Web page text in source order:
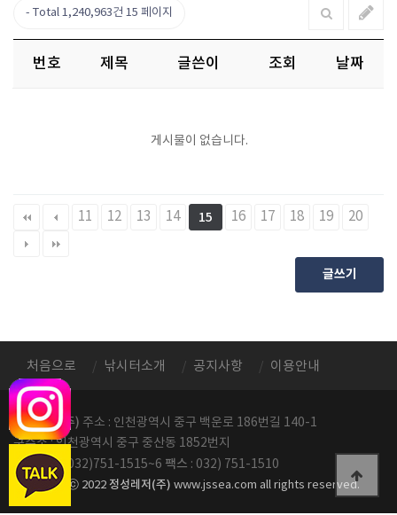
Total 1,240,963건 15 페이지
번호 제목 글쓴이 조회 날짜
게시물이 없습니다.
11 12 13 14 15 16 17 18 19 20
글쓰기
처음으로 낚시터소개 공지사항 이용안내
정성레저(주) 주소 : 인천광역시 중구 백운로 186번길 140-1
구주소 : 인천광역시 중구 중산동 1852번지
전화번호: 032)751-1515~6 팩스 : 032) 751-1510
copyright ⓒ 2022 정성레저(주) www.jssea.com all rights reserved.